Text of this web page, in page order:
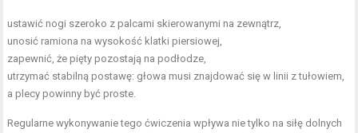
ustawić nogi szeroko z palcami skierowanymi na zewnątrz,
unosić ramiona na wysokość klatki piersiowej,
zapewnić, że pięty pozostają na podłodze,
utrzymać stabilną postawę: głowa musi znajdować się w linii z tułowiem,
a plecy powinny być proste.
Regularne wykonywanie tego ćwiczenia wpływa nie tylko na siłę dolnych